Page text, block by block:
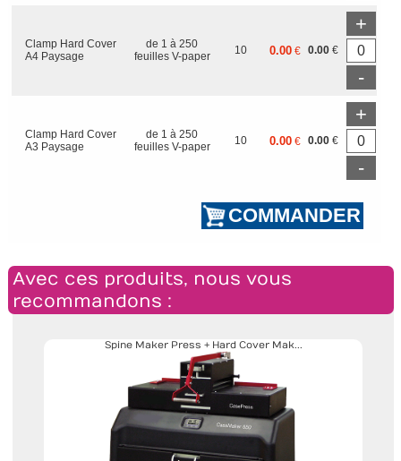
Clamp Hard Cover
A4 Paysage
de 1 à 250
feuilles V-paper
10 0.00 € 0.00 €
+
-
Clamp Hard Cover
A3 Paysage
de 1 à 250
feuilles V-paper
10 0.00 € 0.00 €
+
-
Avec ces produits, nous vous
recommandons :
Spine Maker Press + Hard Cover Mak...